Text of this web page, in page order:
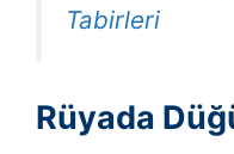
Tabirleri
Rüyada